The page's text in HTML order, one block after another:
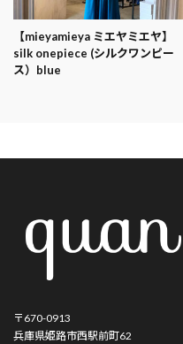
【mieyamieya ミエヤミエヤ】
silk onepiece (シルクワンピー
ス）blue
〒670-0913
兵庫県姫路市西駅前町62